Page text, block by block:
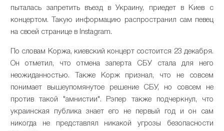
пыталась запретить въезд в Украину, приедет в Киев с
концертом. Такую информацию распространил сам певец
на своей странице в Instagram.
По словам Коржа, киевский концерт состоится 23 декабря.
Он отметил, что отмена заперта СБУ стала для него
неожиданностью. Также Корж признал, что не совсем
понимает вышеупомянутое решение СБУ, но совсем не
против такой "амнистии". Рэпер также подчеркнул, что
украинская публика знает его не первый год и он сам
никогда не представлял никакой угрозы безопасности